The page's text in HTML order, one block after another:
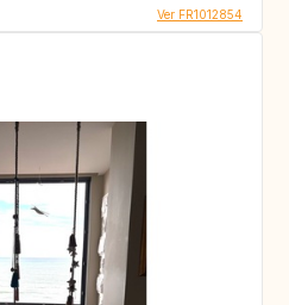
Ver FR1012854